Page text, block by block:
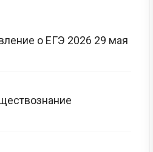
о ЕГЭ 2026 29 мая